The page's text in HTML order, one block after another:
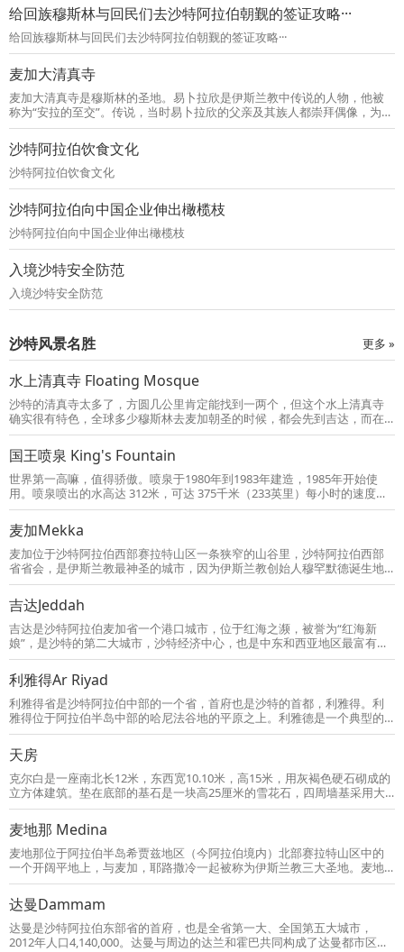
给回族穆斯林与回民们去沙特阿拉伯朝觐的签证攻略···
给回族穆斯林与回民们去沙特阿拉伯朝觐的签证攻略···
麦加大清真寺
麦加大清真寺是穆斯林的圣地。易卜拉欣是伊斯兰教中传说的人物，他被
称为“安拉的至交”。传说，当时易卜拉欣的父亲及其族人都崇拜偶像，为了
让他们转而信仰真主安拉，易卜拉欣请求真主显示使尸骨腐烂之物复活的
神昭。真主让易卜拉欣捉来4只鸟，将他们一一肢解，然后分别放到4座山
峰上去。真主要易卜拉欣大声呼唤，他大喊了几声，飞鸟的各部分便自动
聚集起来恢复原形，鸟儿又在蓝天上展翅翱翔了。人们见了这一幕心里虽
沙特阿拉伯饮食文化
沙特阿拉伯饮食文化
沙特阿拉伯向中国企业伸出橄榄枝
沙特阿拉伯向中国企业伸出橄榄枝
入境沙特安全防范
入境沙特安全防范
沙特风景名胜 更多 »
水上清真寺 Floating Mosque
沙特的清真寺太多了，方圆几公里肯定能找到一两个，但这个水上清真寺
确实很有特色，全球多少穆斯林去麦加朝圣的时候，都会先到吉达，而在
吉达观光的话，朝圣大巴大多数都会推荐来这里参观一下。清真寺旁边修
建的海滨大道，有不少凉亭，附近有不少海鸥和鸽子，与当地人相处得很
和谐。
国王喷泉 King's Fountain
世界第一高嘛，值得骄傲。喷泉于1980年到1983年建造，1985年开始使
用。喷泉喷出的水高达 312米，可达 375千米（233英里）每小时的速度。
喷泉使用的是红海中的咸海水，作为海水喷泉工程，比淡水上建立喷泉的
技术复杂度要高得多。首先是盐碱含量不同，而且海水中还伴有砂石，可
想而知，喷泉所使用的泵和技术是多么先进。这个喷泉临海而建，一到晚
上，海滨旁就坐满了人，很多当地的家庭都会铺开一张大地毯，从家里带
上食物和阿拉伯茶或
麦加Mekka
麦加位于沙特阿拉伯西部赛拉特山区一条狭窄的山谷里，沙特阿拉伯西部
省省会，是伊斯兰教最神圣的城市，因为伊斯兰教创始人穆罕默德诞生地
而名震寰宇，非穆斯林不得进入。麦加是一座历史名城，四周群山环抱，
层峦起伏，景色壮丽，拥有克尔白、渗透泉、麦加大清真寺等多处地标性
建筑。每年伊斯兰教历的十二月，世界各地虔诚的穆斯林都辛劳跋涉，千
里迢迢来到麦加大清真寺朝圣，瞻仰真主真神和他们指点的圣地圣石。
吉达Jeddah
吉达是沙特阿拉伯麦加省一个港口城市，位于红海之濒，被誉为“红海新
娘”，是沙特的第二大城市，沙特经济中心，也是中东和西亚地区最富有的
城市。伊斯兰信徒前往圣城麦加朝圣多由吉达经过。因毗邻红海的缘故，
吉达港是沙特的第一大港。沙特阿拉伯外交部与外国使节驻此，设有70多
个总领事馆，因此有沙特“外交首都”之称。
利雅得Ar Riyad
利雅得省是沙特阿拉伯中部的一个省，首府也是沙特的首都，利雅得。利
雅得位于阿拉伯半岛中部的哈尼法谷地的平原之上。利雅德是一个典型的
绿洲城市，为沙特的第一大城市。还是沙特阿拉伯王国首都、王宫所在
地。城中心8平方公里为“纳绥里耶区”，是国王与王室居住的特区，由数十
幢宫殿、数百所别墅和花园组成。利雅得发展很快，已建成为阿拉伯世界
最著名的花园城市之一，市内有宏大的政府大楼、高层公寓、豪华的宫
殿、巨型商场、宽阔
天房
克尔白是一座南北长12米，东西宽10.10米，高15米，用灰褐色硬石砌成的
立方体建筑。垫在底部的基石是一块高25厘米的雪花石，四周墙基采用大
理石材料。东墙高11.85米，南墙高10.25米，西墙高12.25米，北墙高12.25
米。殿内用3根沉香大木柱支撑着房顶，梁上有许多小方格，书写着“安拉至
大”。殿内有许多挂灯和题词，天花板和四壁挂着玫瑰色丝绸帷幕；地面全
部用大理石铺成。
麦地那 Medina
麦地那位于阿拉伯半岛希贾兹地区（今阿拉伯境内）北部赛拉特山区中的
一个开阔平地上，与麦加，耶路撒冷一起被称为伊斯兰教三大圣地。麦地
那市环境优雅，市区建筑颇具规模，且整洁、宽敞，具现代都市气息。城
郊地下水充足，盛产优质椰枣。该市房地产业发达，其商业活动季节性较
强。城郊建有国际机场。该市“麦地那伊斯兰大学”内有来自世界各地的穆斯
林青年留学生就读。规模庞大的“法赫德国王《古兰经》印制机构”也建在该
市。 麦地
达曼Dammam
达曼是沙特阿拉伯东部省的首府，也是全省第一大、全国第五大城市，
2012年人口4,140,000。达曼与周边的达兰和霍巴共同构成了达曼都市区。